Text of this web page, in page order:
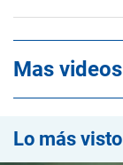
Mas videos
Lo más visto